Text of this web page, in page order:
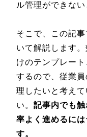
ル管理ができな
そこで、この記
いて解説します
けのテンプレー
するので、従業
理したいと考え
い。 記事内でも
率よく進めるに
す。